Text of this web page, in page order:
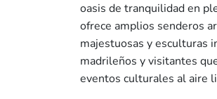
oasis de tranquilidad en
ofrece amplios senderos
majestuosas y esculturas
madrileños y visitantes
eventos culturales al aire